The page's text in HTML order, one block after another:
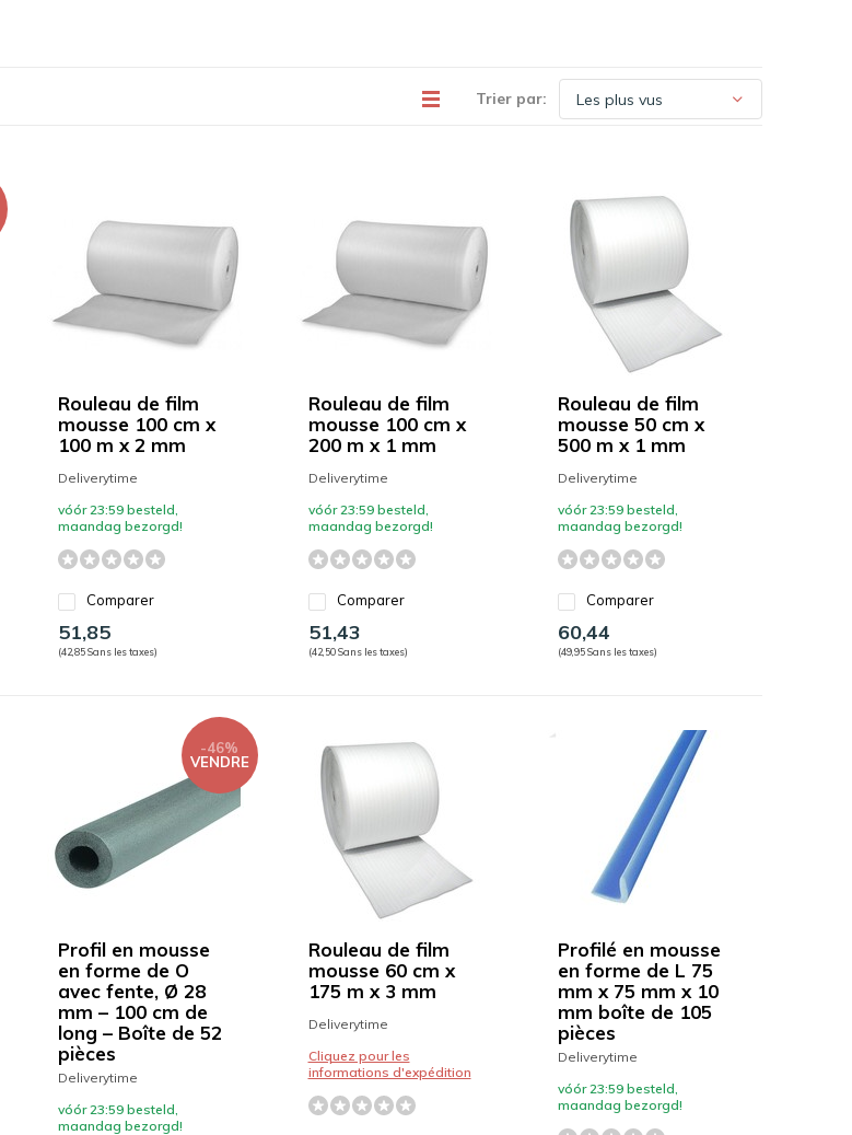
Trier par:
Rouleau de film
mousse 100 cm x
100 m x 2 mm
Deliverytime
vóór 23:59 besteld,
maandag bezorgd!
Comparer
51,85
(42,85 Sans les taxes)
Rouleau de film
mousse 100 cm x
200 m x 1 mm
Deliverytime
vóór 23:59 besteld,
maandag bezorgd!
Comparer
51,43
(42,50 Sans les taxes)
Rouleau de film
mousse 50 cm x
500 m x 1 mm
Deliverytime
vóór 23:59 besteld,
maandag bezorgd!
Comparer
60,44
(49,95 Sans les taxes)
Profil en mousse
en forme de O
avec fente, Ø 28
mm – 100 cm de
long – Boîte de 52
pièces
-46%
VENDRE
Deliverytime
vóór 23:59 besteld,
maandag bezorgd!
Rouleau de film
mousse 60 cm x
175 m x 3 mm
Deliverytime
Cliquez pour les
informations d'expédition
Profilé en mousse
en forme de L 75
mm x 75 mm x 10
mm boîte de 105
pièces
Deliverytime
vóór 23:59 besteld,
maandag bezorgd!